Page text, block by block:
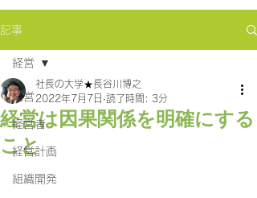
記事
経営
経営者
経営計画
組織開発
経営
経営は因果関係を明確にする
こと
社長の大学★長谷川博之
2022年7月7日 読了時間: 3分